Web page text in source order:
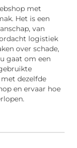
met
Het is een
van
logistiek
over schade,
gaat om een
dezelfde
en ervaar hoe